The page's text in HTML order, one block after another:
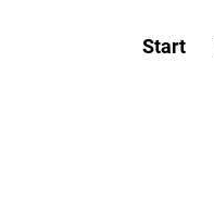
Start